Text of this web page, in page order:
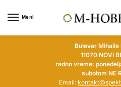
Meni
Bulevar Mihaila
11070 NOVI
radno vreme:
subotom NE
Email: